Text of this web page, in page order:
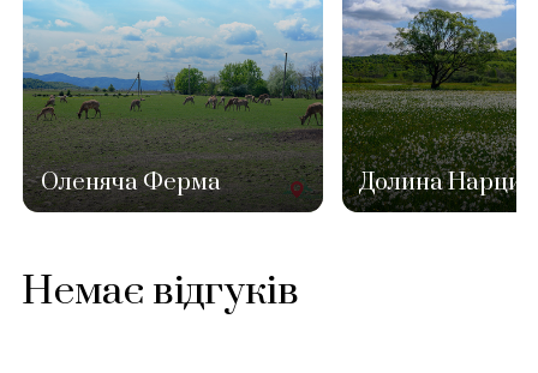
Оленяча Ферма Долина
Немає відгуків